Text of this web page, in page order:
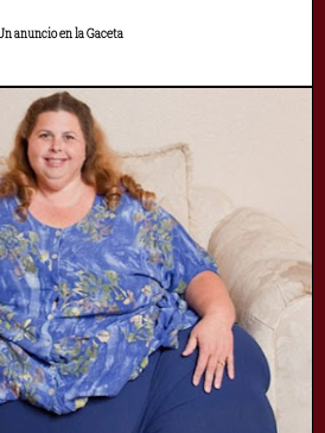
anuncio en la Gaceta